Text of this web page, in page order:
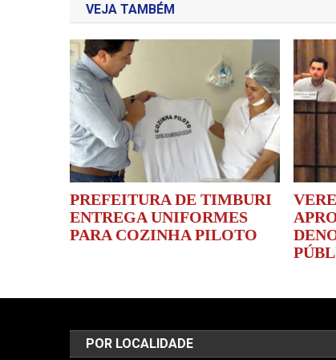
Post
VEJA TAMBÉM
PREFEITURA DE TIMBURI
ENTREGA UNIFORMES
PARA COZINHA PILOTO
POR LOCALIDADE